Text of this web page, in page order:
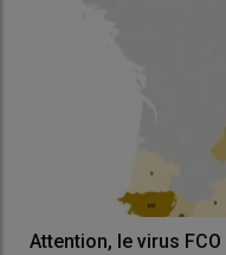
Attention, le virus